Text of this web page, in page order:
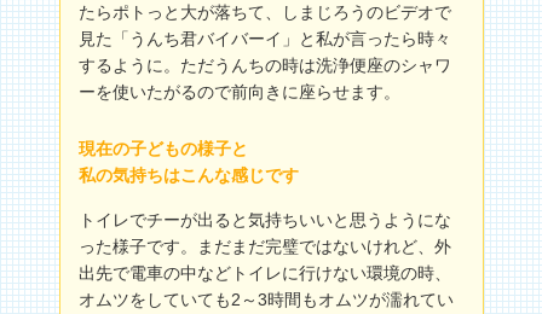
たらポトっと大が落ちて、しまじろうのビデオで
見た「うんち君バイバーイ」と私が言ったら時々
するように。ただうんちの時は洗浄便座のシャワ
ーを使いたがるので前向きに座らせます。
現在の子どもの様子と
私の気持ちはこんな感じです
トイレでチーが出ると気持ちいいと思うようにな
った様子です。まだまだ完璧ではないけれど、外
出先で電車の中などトイレに行けない環境の時、
オムツをしていても2～3時間もオムツが濡れてい